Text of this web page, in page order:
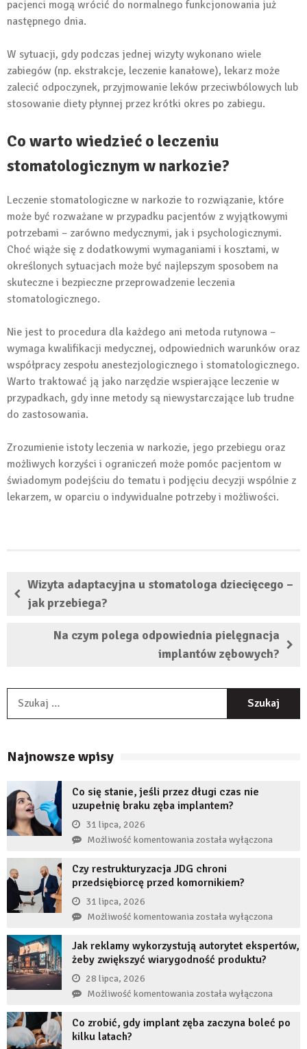
pacjenci mogą wrócić do normalnego funkcjonowania już
następnego dnia.
W sytuacji, gdy podczas jednej wizyty wykonano wiele
zabiegów (np. ekstrakcje, leczenie kanałowe), lekarz może
zalecić odpoczynek, przyjmowanie leków przeciwbólowych lub
stosowanie diety płynnej przez krótki okres po zabiegu.
Co warto wiedzieć o leczeniu
stomatologicznym w narkozie?
Leczenie stomatologiczne w narkozie to rozwiązanie, które
może być rozważane w przypadku pacjentów z wyjątkowymi
potrzebami – zarówno medycznymi, jak i psychologicznymi.
Choć wiąże się z dodatkowymi wymaganiami i kosztami, w
określonych sytuacjach może być najlepszym sposobem na
skuteczne i bezpieczne przeprowadzenie leczenia
stomatologicznego.
Nie jest to procedura dla każdego ani metoda rutynowa –
wymaga kwalifikacji medycznej, odpowiednich warunków oraz
współpracy zespołu anestezjologicznego i stomatologicznego.
Warto traktować ją jako narzędzie wspierające leczenie w
przypadkach, gdy inne metody są niewystarczające lub trudne
do zastosowania.
Zrozumienie istoty leczenia w narkozie, jego przebiegu oraz
możliwych korzyści i ograniczeń może pomóc pacjentom w
świadomym podejściu do tematu i podjęciu decyzji wspólnie z
lekarzem, w oparciu o indywidualne potrzeby i możliwości.
Wizyta adaptacyjna u stomatologa dziecięcego –
jak przebiega?
Na czym polega odpowiednia pielęgnacja
implantów zębowych?
Najnowsze wpisy
Co się stanie, jeśli przez długi czas nie
uzupełnię braku zęba implantem?
31 lipca, 2026
Możliwość komentowaniaCo
stanie,
jeśli
długi
uzupełnię
implantem?
została wyłączona
Czy restrukturyzacja JDG chroni
przedsiębiorcę przed komornikiem?
31 lipca, 2026
Możliwość komentowaniaCzy
JDG
chroni
przed
komornikiem?
została wyłączona
Jak reklamy wykorzystują autorytet ekspertów,
żeby zwiększyć wiarygodność produktu?
28 lipca, 2026
Możliwość komentowaniaJak
wykorzystują
została wyłączona
Co zrobić, gdy implant zęba zaczyna boleć po
kilku latach?